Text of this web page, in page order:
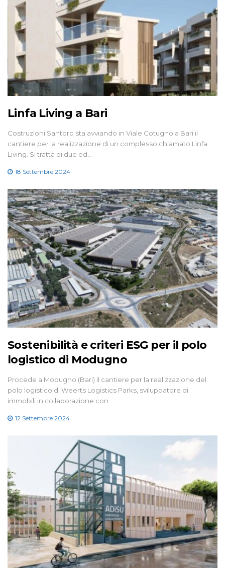
Linfa Living a Bari
Costruzioni Santoro sta avviando in Viale Cotugno a Bari il
cantiere per la realizzazione di un complesso chiamato Linfa
Living. Si tratta di due ed…
18 Settembre 2024
Sostenibilità e criteri ESG per il polo
logistico di Modugno
Procede a Modugno (Bari) il cantiere per la realizzazione del
polo logistico di Weerts Logistics Parks, sviluppatore di
immobili in collaborazione con …
12 Settembre 2024